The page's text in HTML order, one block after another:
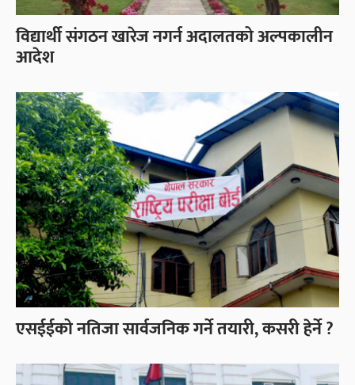
विद्यार्थी संगठन खारेज नगर्न अदालतको अल्पकालीन
आदेश
एसईईको नतिजा सार्वजनिक गर्ने तयारी, कसरी हेर्ने ?